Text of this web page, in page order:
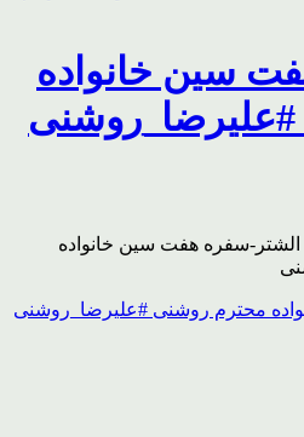
سین خانواده
سفره هفت سین خانواده